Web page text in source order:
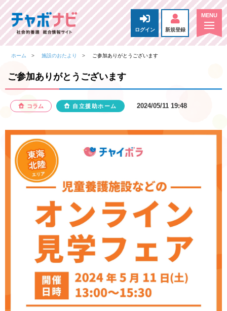
ログイン 新規登録
ホーム 施設のおたより ご参加ありがとうございます
ご参加ありがとうございます
コラム 自立援助ホーム 2024/05/11 19:48